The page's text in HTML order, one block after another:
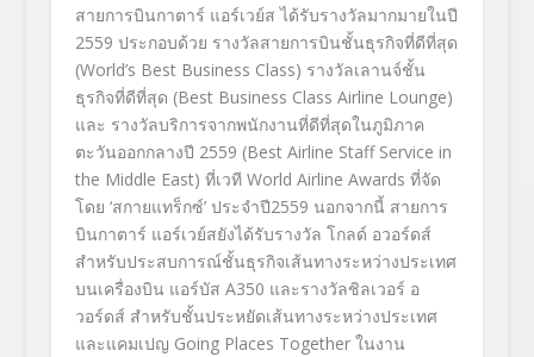
สายการบินกาตาร์ แอร์เวย์ส ได้รับรางวัลมากมายในปี
2559 ประกอบด้วย รางวัลสายการบินชั้นธุรกิจที่ดีที่สุด
(World’s Best Business Class) รางวัลเลานจ์ชั้น
ธุรกิจที่ดีที่สุด (Best Business Class Airline Lounge)
และ รางวัลบริการจากพนักงานที่ดีที่สุดในภูมิภาค
ตะวันออกกลางปี 2559 (Best Airline Staff Service in
the Middle East) ที่เวที World Airline Awards ที่จัด
โดย ‘สกายแทร็กซ์’ ประจำปี2559 นอกจากนี้ สายการ
บินกาตาร์ แอร์เวย์สยังได้รับรางวัล โกลด์ อวอร์ดส์
สำหรับประสบการณ์ชั้นธุรกิจเส้นทางระหว่างประเทศ
บนเครื่องบิน แอร์บัส A350 และรางวัลชิลเวอร์ อ
วอร์ดส์ สำหรับชั้นประหยัดเส้นทางระหว่างประเทศ
และแคมเปญ Going Places Together ในงาน